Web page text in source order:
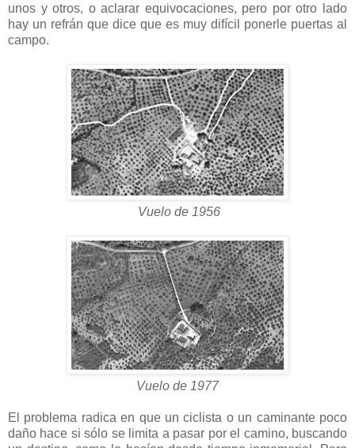
unos y otros, o aclarar equivocaciones, pero por otro lado
hay un refrán que dice que es muy difícil ponerle puertas al
campo.
Vuelo de 1956
Vuelo de 1977
El problema radica en que un ciclista o un caminante poco
daño hace si sólo se limita a pasar por el camino, buscando